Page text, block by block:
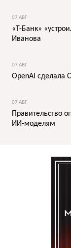
07 АВГ
«Т-Банк»
Иванова
07 АВГ
OpenAI сделала
07 АВГ
Правительство
ИИ-моделям